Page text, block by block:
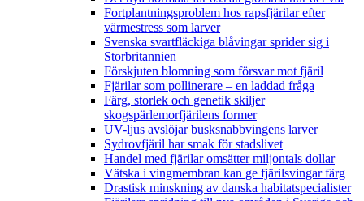
Fortplantningsproblem hos rapsfjärilar efter
värmestress som larver
Svenska svartfläckiga blåvingar sprider sig i
Storbritannien
Förskjuten blomning som försvar mot fjäril
Fjärilar som pollinerare – en laddad fråga
Färg, storlek och genetik skiljer
skogspärlemorfjärilens former
UV-ljus avslöjar busksnabbvingens larver
Sydrovfjäril har smak för stadslivet
Handel med fjärilar omsätter miljontals dollar
Vätska i vingmembran kan ge fjärilsvingar färg
Drastisk minskning av danska habitatspecialister